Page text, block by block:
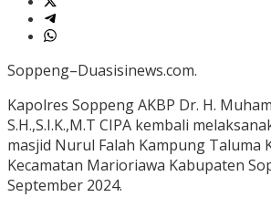
Soppeng–Duasisinews.com.
Kapolres Soppeng AKBP Dr. H.
S.H.,S.I.K.,M.T CIPA kembali
masjid Nurul Falah Kampung Taluma
Kecamatan Marioriawa Kabupaten
September 2024.